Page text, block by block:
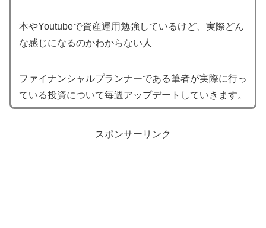
本やYoutubeで資産運用勉強しているけど、実際どん
な感じになるのかわからない人
ファイナンシャルプランナーである筆者が実際に行っ
ている投資について毎週アップデートしていきます。
スポンサーリンク